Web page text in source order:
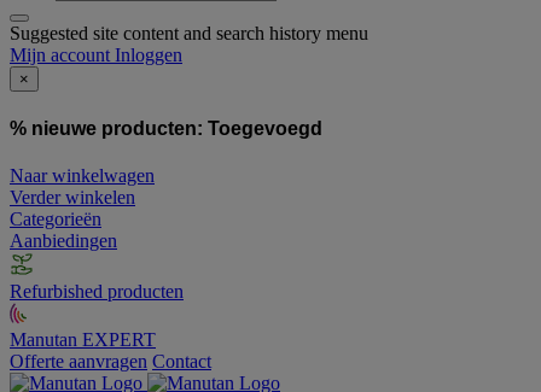
Suggested site content and search history menu
Mijn account Inloggen
×
% nieuwe producten: Toegevoegd
Naar winkelwagen
Verder winkelen
Categorieën
Aanbiedingen
Refurbished producten
Manutan EXPERT
Offerte aanvragen Contact